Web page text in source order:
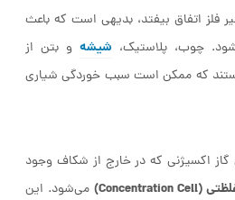
فلز اتفاق بیفتد، بدیهی است که باعث
چوب، پلاستیک، شیشه و بتن از
که ممکن است سبب خوردگی شیاری
اکسیژنی که در خارج از شکاف وجود
(
Concentration Cell
) می‌شود. این